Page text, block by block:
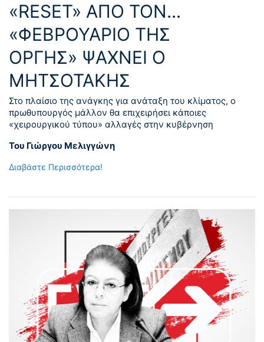
«RESET» ΑΠΟ ΤΟΝ...
«ΦΕΒΡΟΥΑΡΙΟ ΤΗΣ
ΟΡΓΗΣ» ΨΑΧΝΕΙ Ο
ΜΗΤΣΟΤΑΚΗΣ
Στο πλαίσιο της ανάγκης για ανάταξη του κλίματος, ο
πρωθυπουργός μάλλον θα επιχειρήσει κάποιες
«χειρουργικού τύπου» αλλαγές στην κυβέρνηση
Του Γιώργου Μελιγγώνη
Διαβάστε Περισσότερα!